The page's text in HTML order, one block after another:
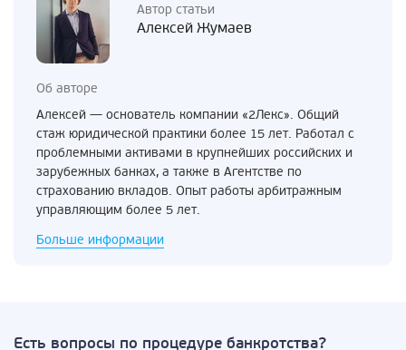
Автор статьи
Алексей Жумаев
Об авторе
Алексей — основатель компании «2Лекс». Общий
стаж юридической практики более 15 лет. Работал с
проблемными активами в крупнейших российских и
зарубежных банках, а также в Агентстве по
страхованию вкладов. Опыт работы арбитражным
управляющим более 5 лет.
Больше информации
Есть вопросы по процедуре банкротства?